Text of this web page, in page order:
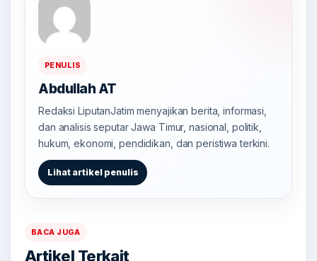
PENULIS
Abdullah AT
Redaksi LiputanJatim menyajikan berita, informasi,
dan analisis seputar Jawa Timur, nasional, politik,
hukum, ekonomi, pendidikan, dan peristiwa terkini.
Lihat artikel penulis
BACA JUGA
Artikel Terkait